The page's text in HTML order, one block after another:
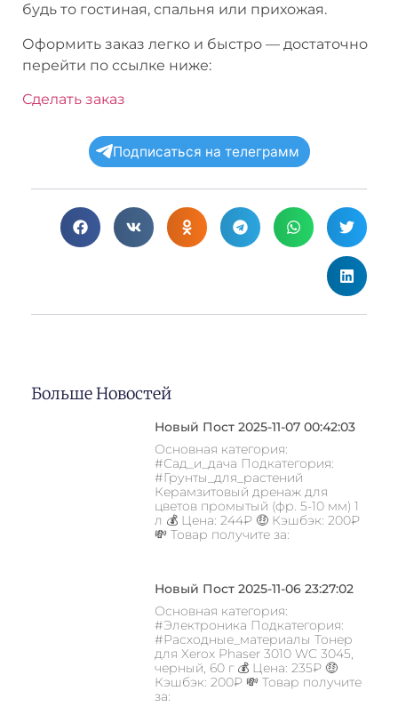
будь то гостиная, спальня или прихожая.
Оформить заказ легко и быстро — достаточно
перейти по ссылке ниже:
Сделать заказ
Подписаться на телеграмм
Больше Новостей
Новый Пост 2025-11-07 00:42:03
Основная категория:
#Сад_и_дача Подкатегория:
#Грунты_для_растений
Керамзитовый дренаж для
цветов промытый (фр. 5-10 мм) 1
л 💰 Цена: 244₽ 🤑 Кэшбэк: 200₽
💸 Товар получите за:
Новый Пост 2025-11-06 23:27:02
Основная категория:
#Электроника Подкатегория:
#Расходные_материалы Тонер
для Xerox Phaser 3010 WC 3045,
черный, 60 г 💰 Цена: 235₽ 🤑
Кэшбэк: 200₽ 💸 Товар получите
за: